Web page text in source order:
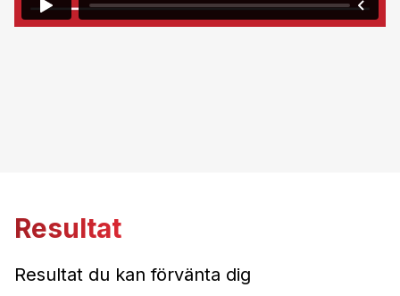
Resultat
Resultat du kan förvänta dig